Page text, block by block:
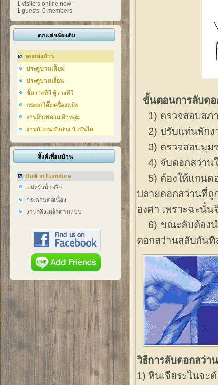
1 visitors online now
1 guests, 0 members
ตกแต่งเพิ่มเติม
ตกแต่งบ้าน
ประตูบานเฟี้ยม
ประตูบานเลื่อน
ชั้นวางทีวี ตู้วางทีวี
กระจกโต๊๊ะเครื่องแป้ง
งานฝ้าเพดาน ฝ้าหลุม
งานบัวบน บัวล่าง บัวบันได
ลิ้งค์เพื่อนบ้าน
Built in Furniture
แม่ครัวน้ำพริก
กระดาษต่อเนื่อง
งานกลึงเหล็กตามแบบ
ขั้นตอนการลับด
1) ตรวจสอบสภา
2) ปรับแท่นพักงา
3) ตรวจสอบมุม
4) จับดอกสว่านใ
5) ต้องให้แกนดอ
ปลายดอกสว่านที่ถู
องศา เพราะฉะนั้น
6) ขณะลับต้องน
ดอกสว่านสลับกันที
วิธีการลับดอกสว่าน
1) หินเจียระไนจะ